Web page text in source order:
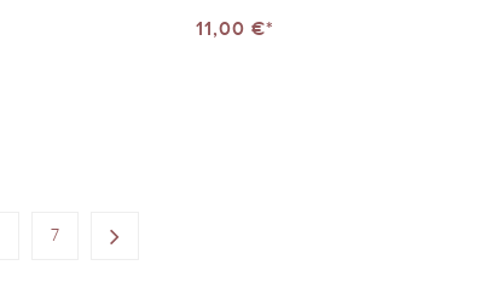
11,00 €*
7